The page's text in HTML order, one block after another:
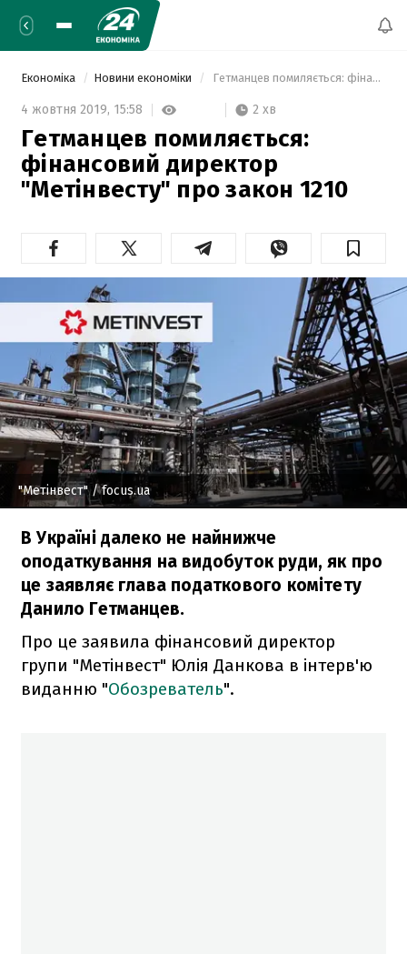
Економіка Новини економіки Гетманцев помиляється: фінансовий директор "Метінвесту" про закон 1210
4 жовтня 2019, 15:58 2 хв
Гетманцев помиляється:
фінансовий директор
"Метінвесту" про закон 1210
"Метінвест"/ focus.ua
В Україні далеко не найнижче
оподаткування на видобуток руди, як про
це заявляє глава податкового комітету
Данило Гетманцев.
Про це заявила фінансовий директор
групи "Метінвест" Юлія Данкова в інтерв'ю
виданню "Обозреватель".